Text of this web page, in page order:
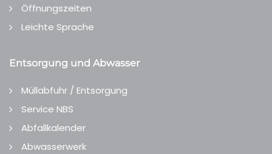
Öffnungszeiten
Leichte Sprache
Entsorgung und Abwasser
Müllabfuhr / Entsorgung
Service NBS
Abfallkalender
Abwasserwerk